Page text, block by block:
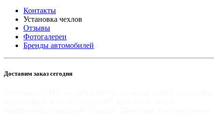
Контакты
Установка чехлов
Отзывы
Фотогалереи
Бренды автомобилей
Доставим заказ сегодня